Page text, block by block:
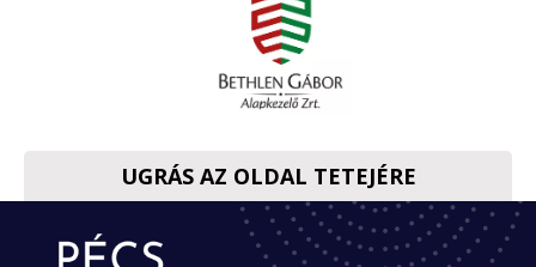
UGRÁS AZ OLDAL TETEJÉRE